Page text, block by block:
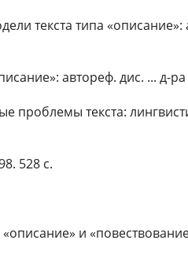
текста типа
автореф. дис. ... д-
проблемы текста:
528 с.
и